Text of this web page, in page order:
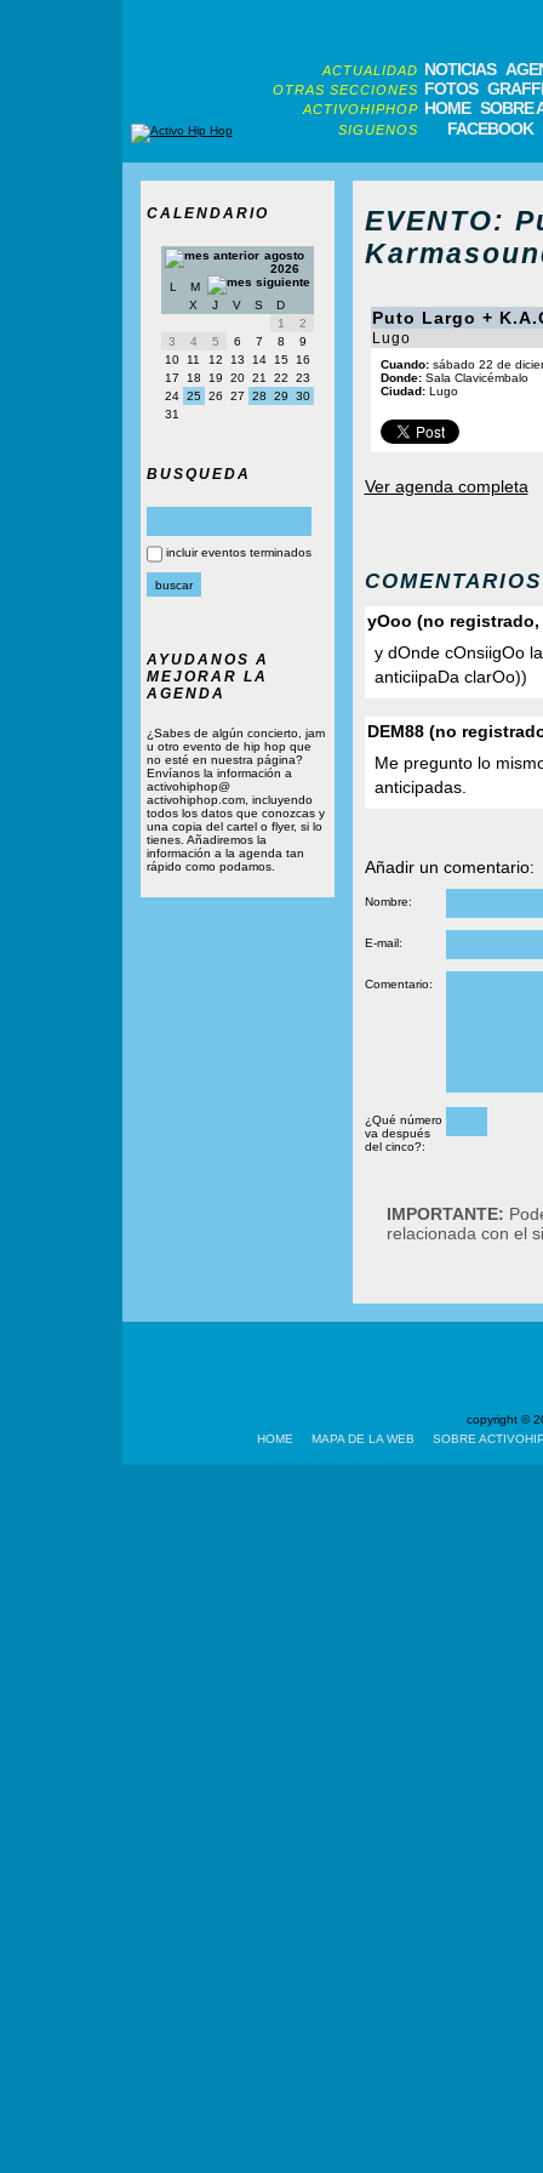
ACTUALIDAD NOTICIAS
OTRAS SECCIONES FOTOS
ACTIVOHIPHOP HOME SOBRE
SIGUENOS FACEBOOK
CALENDARIO
agosto
2026
L
M
X
J V S
D
1
2
3
4 5 6 7 8
9
10
11 12 13 14 15
16
17
18 19 20 21 22
23
24 25 26 27 28 29
30
31
BUSQUEDA
incluir eventos terminados
AYUDANOS A
MEJORAR LA
AGENDA
¿Sabes de algún concierto, jam
u otro evento de hip hop que
no esté en nuestra página?
Envíanos la información a
activohiphop@
activohiphop.com, incluyendo
todos los datos que conozcas y
una copia del cartel o flyer, si lo
tienes. Añadiremos la
información a la agenda tan
rápido como podamos.
EVENTO:
Puto Largo +
Lugo
Cuando:sábado 22 de
Donde:Sala Clavicémbalo
Ciudad:Lugo
Ver agenda completa
COMENTARIOS
yOoo (no registrado,
y dOnde cOnsiigOo
anticiipaDa clarOo))
DEM88 (no
Me pregunto lo
anticipadas.
Añadir un comentario:
Nombre:
E-mail:
Comentario:
¿Qué número
va después
del cinco?:
IMPORTANTE:
relacionada con el
copyright ©
HOME
MAPA DE LA WEB SOBRE